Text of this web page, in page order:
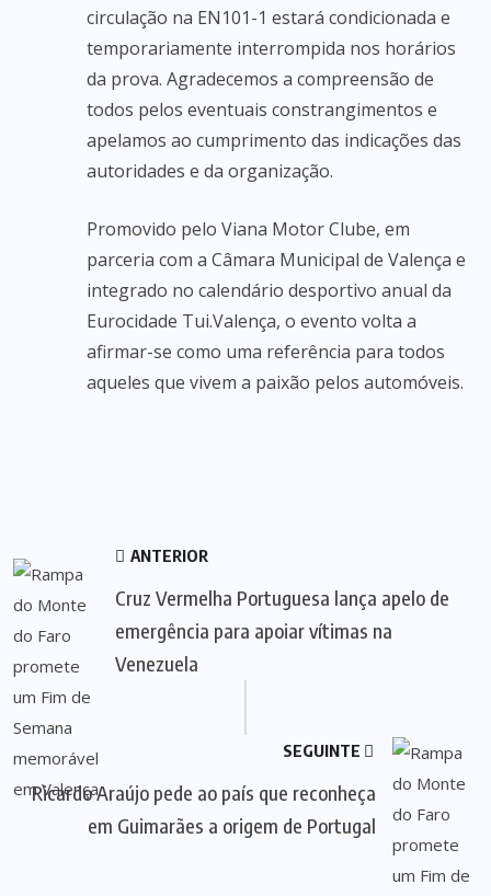
circulação na EN101-1 estará condicionada e
temporariamente interrompida nos horários
da prova. Agradecemos a compreensão de
todos pelos eventuais constrangimentos e
apelamos ao cumprimento das indicações das
autoridades e da organização.
Promovido pelo Viana Motor Clube, em
parceria com a Câmara Municipal de Valença e
integrado no calendário desportivo anual da
Eurocidade Tui.Valença, o evento volta a
afirmar-se como uma referência para todos
aqueles que vivem a paixão pelos automóveis.
ANTERIOR
Cruz Vermelha Portuguesa lança apelo de
emergência para apoiar vítimas na
Venezuela
SEGUINTE
Ricardo Araújo pede ao país que reconheça
em Guimarães a origem de Portugal